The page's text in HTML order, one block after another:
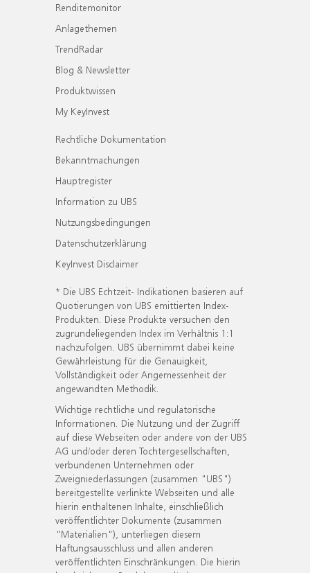
Renditemonitor
Anlagethemen
TrendRadar
Blog & Newsletter
Produktwissen
My KeyInvest
Rechtliche Dokumentation
Bekanntmachungen
Hauptregister
Information zu UBS
Nutzungsbedingungen
Datenschutzerklärung
KeyInvest Disclaimer
* Die UBS Echtzeit- Indikationen basieren auf
Quotierungen von UBS emittierten Index-
Produkten. Diese Produkte versuchen den
zugrundeliegenden Index im Verhältnis 1:1
nachzufolgen. UBS übernimmt dabei keine
Gewährleistung für die Genauigkeit,
Vollständigkeit oder Angemessenheit der
angewandten Methodik.
Wichtige rechtliche und regulatorische
Informationen. Die Nutzung und der Zugriff
auf diese Webseiten oder andere von der UBS
AG und/oder deren Tochtergesellschaften,
verbundenen Unternehmen oder
Zweigniederlassungen (zusammen "UBS")
bereitgestellte verlinkte Webseiten und alle
hierin enthaltenen Inhalte, einschließlich
veröffentlichter Dokumente (zusammen
"Materialien"), unterliegen diesem
Haftungsausschluss und allen anderen
veröffentlichten Einschränkungen. Die hierin